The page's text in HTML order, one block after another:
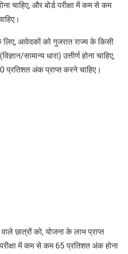
चाहिए, और बोर्ड परीक्षा में कम से कम
लिए, आवेदकों को गुजरात राज्य के किसी
सामान्य धारा) उत्तीर्ण होना चाहिए,
प्रतिशत अंक प्राप्त करने चाहिए।
छात्रों को, योजना के लाभ प्राप्त
में कम से कम 65 प्रतिशत अंक होना